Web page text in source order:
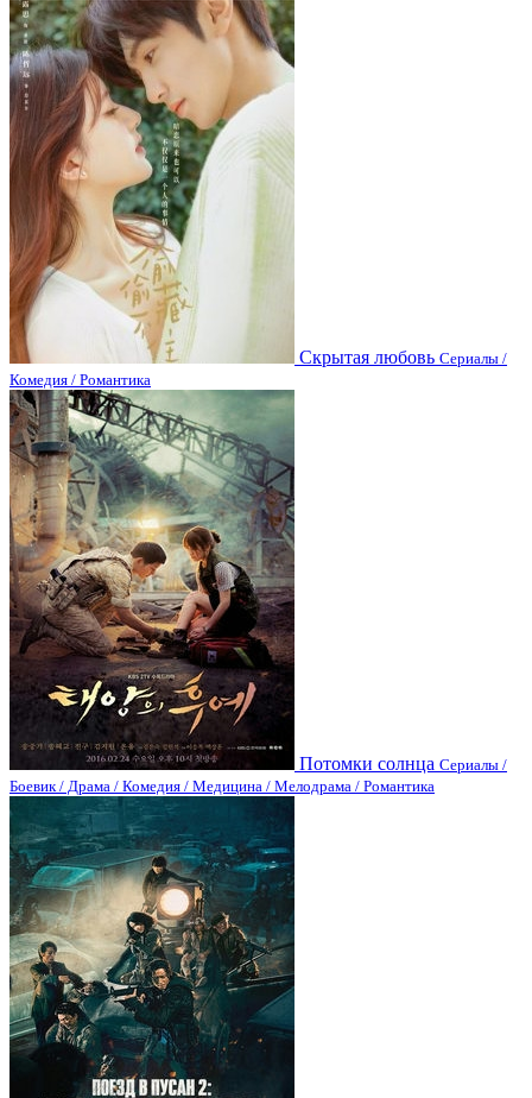
Скрытая любовь Сериалы /
Комедия / Романтика
Потомки солнца Сериалы /
Боевик / Драма / Комедия / Медицина / Мелодрама / Романтика